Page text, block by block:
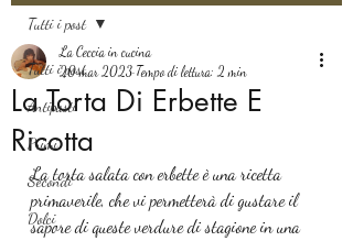
Tutti i post
Antipasti
Primi
Secondi
Dolci
Tutti i post
La Torta Di Erbette E
Ricotta
La Ceccia in cucina
20 mar 2023 Tempo di lettura: 2 min
La torta salata con erbette è una ricetta
primaverile, che vi permetterà di gustare il
sapore di queste verdure di stagione in una